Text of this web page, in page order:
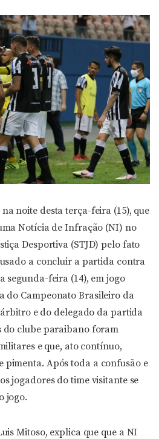
noite desta terça-feira (15), que
Notícia de Infração (NI) no
Desportiva (STJD) pelo fato
a concluir a partida contra
segunda-feira (14), em jogo
do Campeonato Brasileiro da
e do delegado da partida
do clube paraibano foram
e que, ato contínuo,
pimenta. Após toda a confusão e
jogadores do time visitante se
jogo.
Mitoso, explica que que a NI